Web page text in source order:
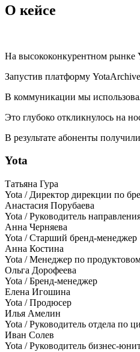
О кейсе
На высококонкурентном рынке
Запустив платформу
В коммуникации мы
Это глубоко откликнулось на
В результате абоненты
Yota
Татьяна Гура
Yota / Директор дирекции по
Анастасия Порубаева
Yota / Руководитель
Анна Черняева
Yota / Старший бренд-менеджер
Анна Костина
Yota / Менеджер по
Ольга Дорофеева
Yota / Бренд-менеджер
Елена Игошина
Yota / Продюсер
Илья Амелин
Yota / Руководитель отдела по
Иван Солев
Yota / Руководитель бизнес-